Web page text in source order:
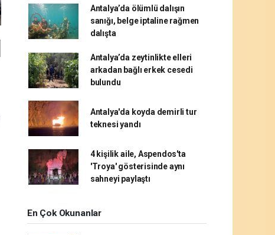
Antalya’da ölümlü dalışın
sanığı, belge iptaline rağmen
dalışta
Antalya’da zeytinlikte elleri
arkadan bağlı erkek cesedi
bulundu
Antalya'da koyda demirli tur
teknesi yandı
4 kişilik aile, Aspendos'ta
'Troya' gösterisinde aynı
sahneyi paylaştı
En Çok Okunanlar